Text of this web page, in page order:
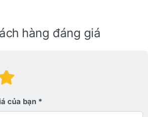
hàng đáng giá
giá: 4 trên 5
giá: 3 trên 5 sao.
2 trên 5 sao.
1 trên 5 sao. Xấu
của bạn